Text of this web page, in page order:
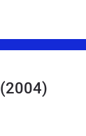
(2004)